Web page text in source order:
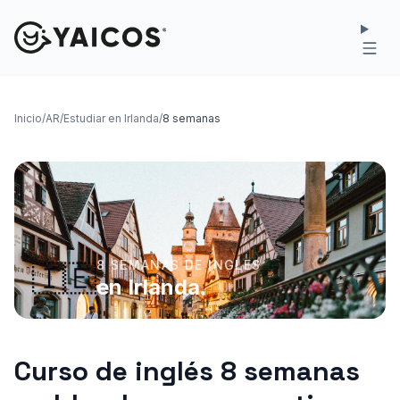
Inicio/AR/Estudiar en Irlanda/8 semanas
🇮🇪8 SEMANAS DE INGLES
en Irlanda
Curso de inglés 8 semanas